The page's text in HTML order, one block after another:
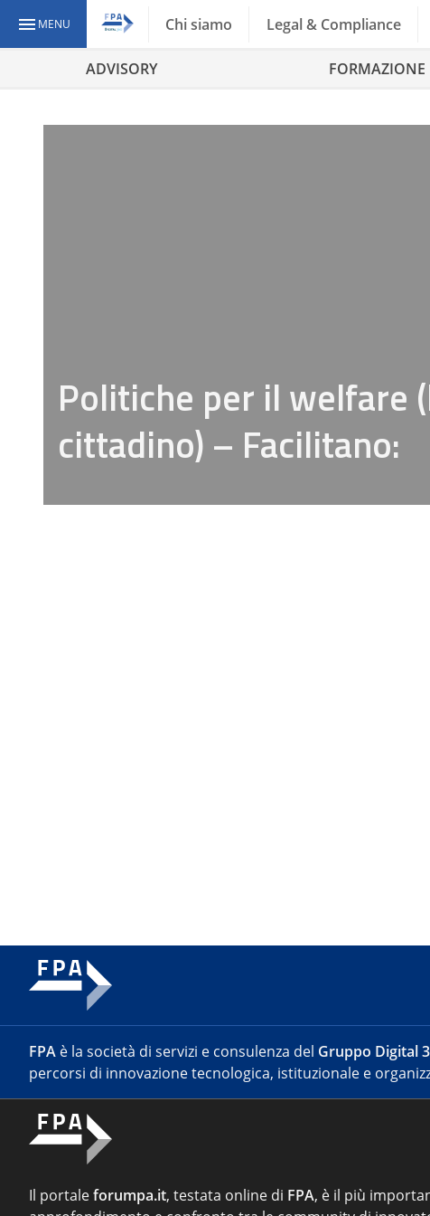
MENU Chi siamo Legal & Compliance
ADVISORY FORMAZIONE
Politiche per il welfare
cittadino) – Facilitano:
FPA è la società di servizi e consulenza del Gruppo Digital
percorsi di innovazione tecnologica, istituzionale e
Il portaleforumpa.it, testata online di FPA, è il più